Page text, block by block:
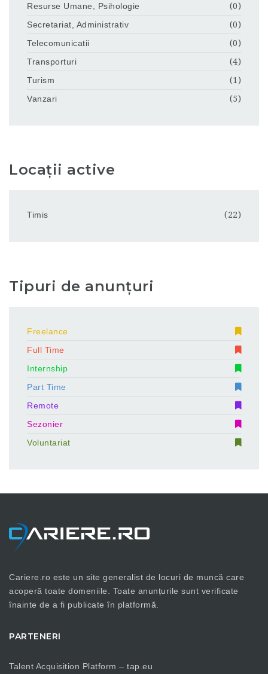
Resurse Umane, Psihologie
(0)
Secretariat, Administrativ
(0)
Telecomunicatii
(0)
Transporturi
(4)
Turism
(1)
Vanzari
(5)
Locații active
Timis (22)
Tipuri de anunțuri
Freelance
Full Time
Internship
Part Time
Remote
Sezonier
Voluntariat
Cariere.ro este un site generalist de locuri de muncă care
acoperă toate domeniile. Toate anunțurile sunt verificate
înainte de a fi publicate în platformă.
PARTENERI
Talent Acquisition Platform – tap.eu